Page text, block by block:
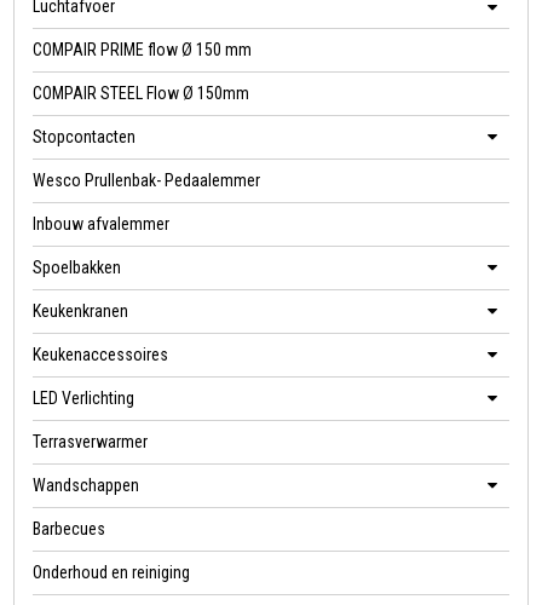
Luchtafvoer
COMPAIR PRIME flow Ø 150 mm
COMPAIR STEEL Flow Ø 150mm
Stopcontacten
Wesco Prullenbak- Pedaalemmer
Inbouw afvalemmer
Spoelbakken
Keukenkranen
Keukenaccessoires
LED Verlichting
Terrasverwarmer
Wandschappen
Barbecues
Onderhoud en reiniging